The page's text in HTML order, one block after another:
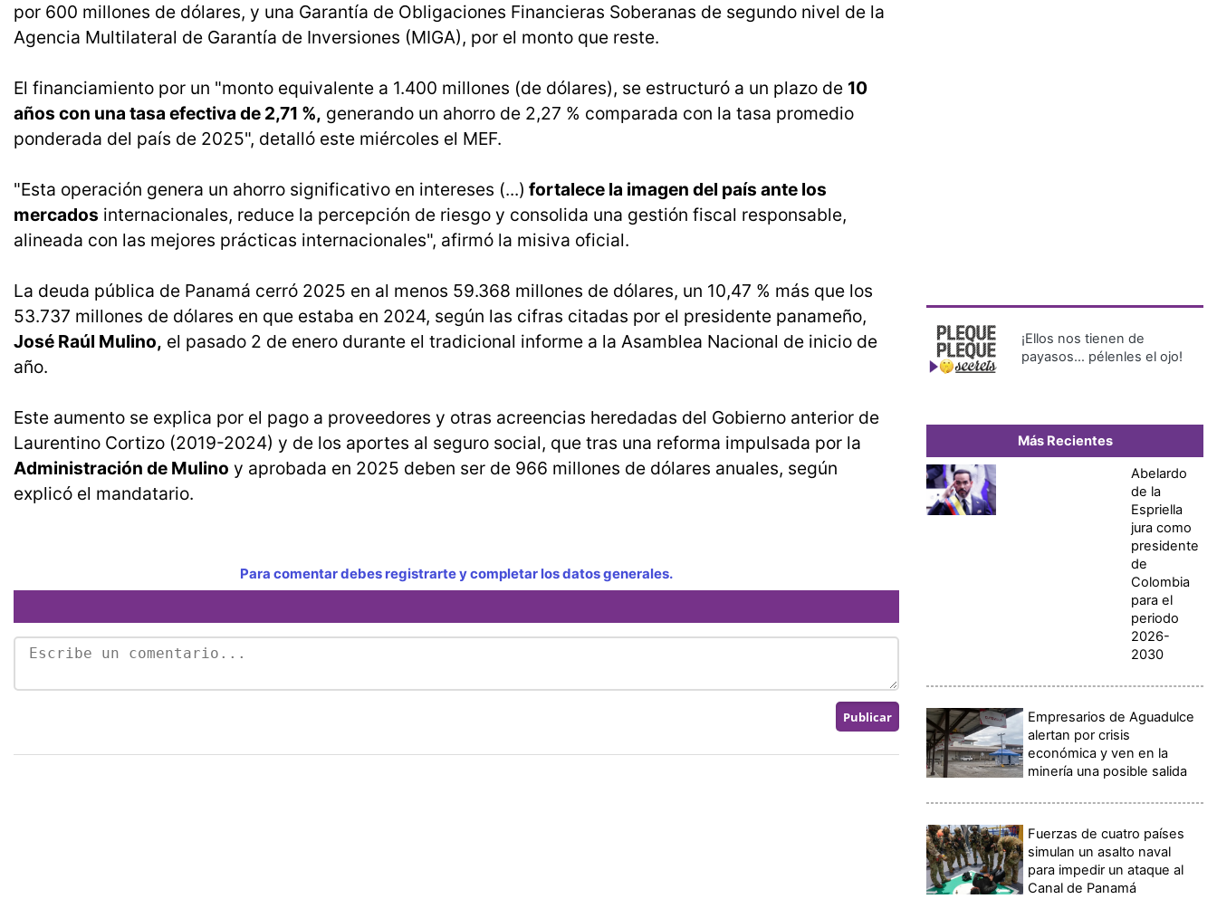
por 600 millones de dólares, y una Garantía de Obligaciones Financieras Soberanas de segundo nivel de la
Agencia Multilateral de Garantía de Inversiones (MIGA), por el monto que reste.
El financiamiento por un "monto equivalente a 1.400 millones (de dólares), se estructuró a un plazo de 10
años con una tasa efectiva de 2,71 %, generando un ahorro de 2,27 % comparada con la tasa promedio
ponderada del país de 2025", detalló este miércoles el MEF.
"Esta operación genera un ahorro significativo en intereses (...) fortalece la imagen del país ante los
mercados internacionales, reduce la percepción de riesgo y consolida una gestión fiscal responsable,
alineada con las mejores prácticas internacionales", afirmó la misiva oficial.
La deuda pública de Panamá cerró 2025 en al menos 59.368 millones de dólares, un 10,47 % más que los
53.737 millones de dólares en que estaba en 2024, según las cifras citadas por el presidente panameño,
José Raúl Mulino, el pasado 2 de enero durante el tradicional informe a la Asamblea Nacional de inicio de
año.
Este aumento se explica por el pago a proveedores y otras acreencias heredadas del Gobierno anterior de
Laurentino Cortizo (2019-2024) y de los aportes al seguro social, que tras una reforma impulsada por la
Administración de Mulino y aprobada en 2025 deben ser de 966 millones de dólares anuales, según
explicó el mandatario.
Para comentar debes registrarte y completar los datos generales.
¡Ellos nos tienen de
payasos… pélenles el ojo!
Más Recientes
Abelardo
de la
Espriella
jura como
presidente
de
Colombia
para el
periodo
2026-
2030
Empresarios de Aguadulce
alertan por crisis
económica y ven en la
minería una posible salida
Fuerzas de cuatro países
simulan un asalto naval
para impedir un ataque al
Canal de Panamá